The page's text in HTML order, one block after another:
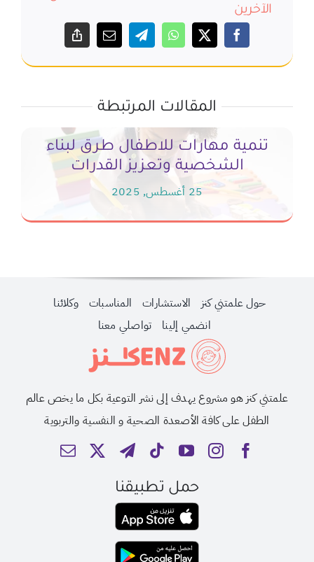
الآخرين
المقالات المرتبطة
تنمية مهارات للاطفال طرق لبناء
الشخصية وتعزيز القدرات
25 أغسطس, 2025
حول علمتني كنز الاستشارات المناسبات
وكلائنا
انضمي إلينا
تواصلي معنا
علمتني كنز هو مشروع يهدف إلى نشر التوعية بكل ما يخص عالم
الطفل على كافة الأصعدة الصحية و النفسية والتربوية
حمل تطبيقنا